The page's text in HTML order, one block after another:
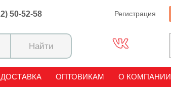
50-52-58 Регистрация
ОПТОВИКАМ О КОМПАНИИ